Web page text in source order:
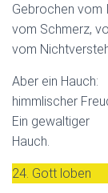
Gebrochen vom
vom Schmerz,
vom
Aber ein Hauch:
himmlischer
Ein gewaltiger
Hauch.
24. Gott loben